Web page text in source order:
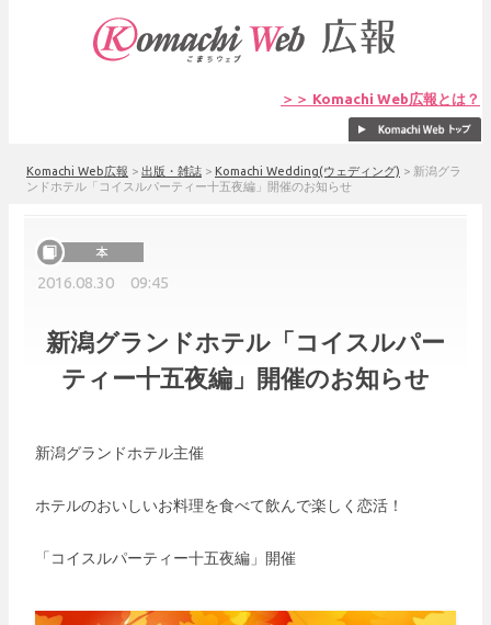
＞＞ Komachi Web広報とは？
Komachi Web広報 > 出版・雑誌 > Komachi Wedding(ウェディング) > 新潟グラ
ンドホテル「コイスルパーティー十五夜編」開催のお知らせ
2016.08.30 09:45
新潟グランドホテル「コイスルパー
ティー十五夜編」開催のお知らせ
新潟グランドホテル主催
ホテルのおいしいお料理を食べて飲んで楽しく恋活！
「コイスルパーティー十五夜編」開催